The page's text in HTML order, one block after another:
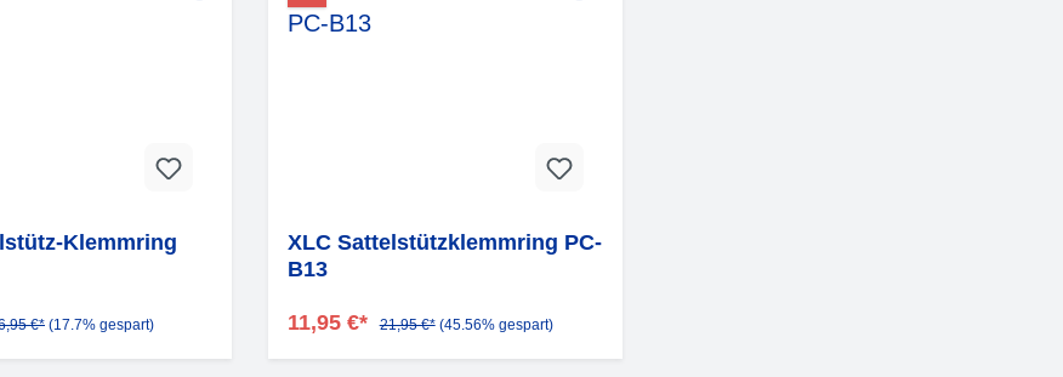
Klemmring
€* (17.7% gespart)
XLC Sattelstützklemmring PC-
B13
11,95 €* 21,95 €* (45.56% gespart)